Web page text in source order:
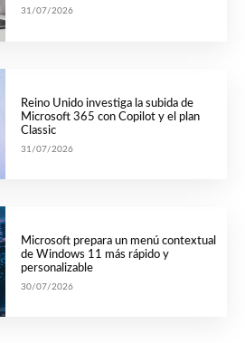
31/07/2026
Reino Unido investiga la subida de
Microsoft 365 con Copilot y el plan
Classic
31/07/2026
Microsoft prepara un menú contextual
de Windows 11 más rápido y
personalizable
30/07/2026